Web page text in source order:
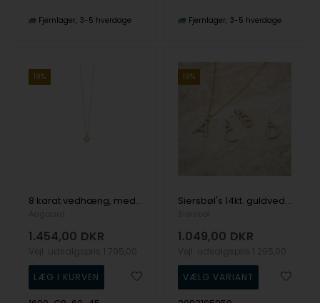
Fjernlager 3-5 hverdage Fjernlager 3-5 hverdage
19%
8 karat vedhæng, med ferskvands perle, fra Aagaard
1.454,00 DKR
19%
Siersbøl's 14kt. guldvedhæng bogstav med zirkonia, A-Y
1.049,00 DKR